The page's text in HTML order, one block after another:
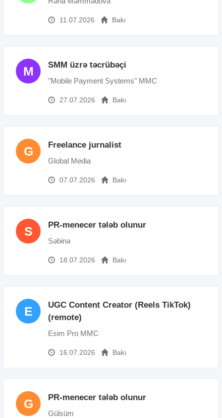
11.07.2026 Bakı
M SMM üzrə təcrübəçi
"Mobile Payment Systems" MMC
27.07.2026 Bakı
G Freelance jurnalist
Global Media
07.07.2026 Bakı
S PR-menecer tələb olunur
Səbinə
18.07.2026 Bakı
E
UGC Content Creator (Reels TikTok)
(remote)
Esim Pro MMC
16.07.2026 Bakı
G PR-menecer tələb olunur
Gülsüm